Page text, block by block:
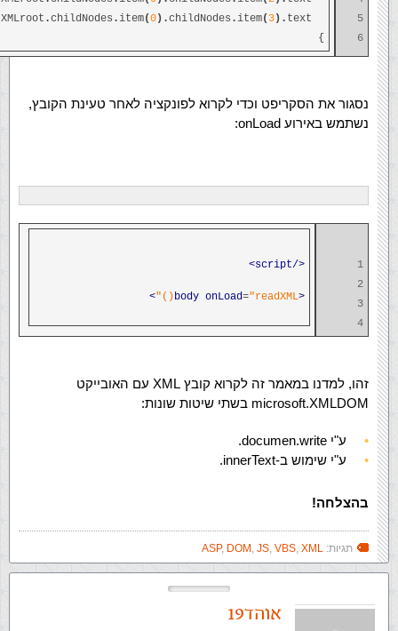
5
6
.childNodes . item(0).childNodes . item( 3). text;
}
נסגור את הסקריפט וכדי לקרוא לפונקציה לאחר טעינת הקובץ,
נשתמש באירוע onLoad:
1
2
3
4
</script>
<body
onLoad="readXML()"
>
זהו, למדנו במאמר זה לקרוא קובץ XML עם האובייקט
microsoft.XMLDOM בשתי שיטות שונות:
ע"י documen.write.
ע"י שימוש ב-innerText.
בהצלחה!
תגיות: ASP, DOM , JS, VBS, XML
אוהד19